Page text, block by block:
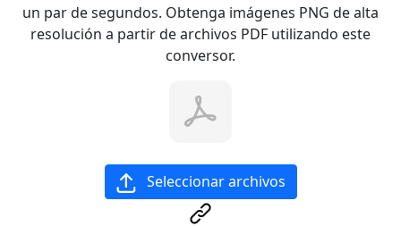
un par de segundos. Obtenga imágenes PNG de alta
resolución a partir de archivos PDF utilizando este
conversor.
Seleccionar archivos